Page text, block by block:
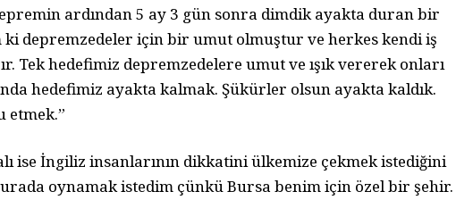
ardından 5 ay 3 gün sonra dimdik ayakta duran bir
depremzedeler için bir umut olmuştur ve herkes kendi iş
Tek hedefimiz depremzedelere umut ve ışık vererek onları
hedefimiz ayakta kalmak. Şükürler olsun ayakta kaldık.
etmek.”
ise İngiliz insanlarının dikkatini ülkemize çekmek istediğini
oynamak istedim çünkü Bursa benim için özel bir şehir.